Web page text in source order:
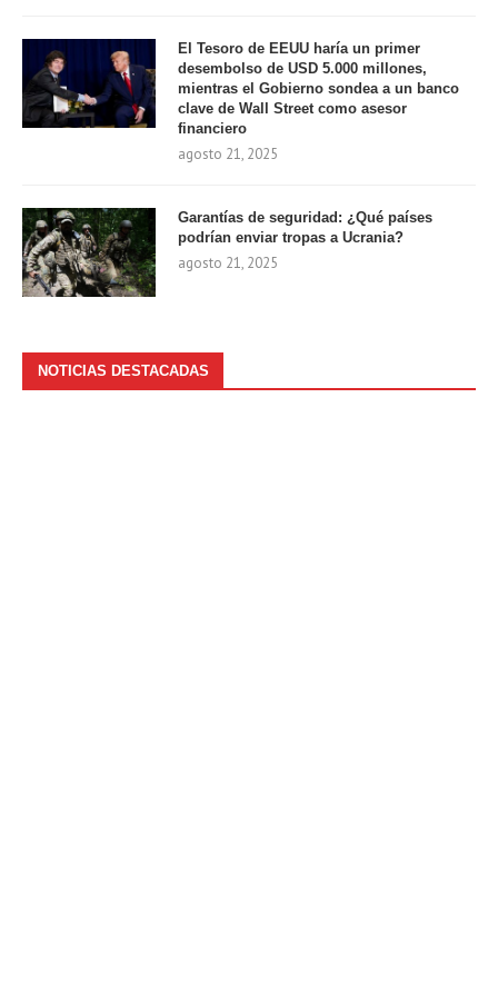
El Tesoro de EEUU haría un primer
desembolso de USD 5.000 millones,
mientras el Gobierno sondea a un banco
clave de Wall Street como asesor
financiero
agosto 21, 2025
Garantías de seguridad: ¿Qué países
podrían enviar tropas a Ucrania?
agosto 21, 2025
NOTICIAS DESTACADAS